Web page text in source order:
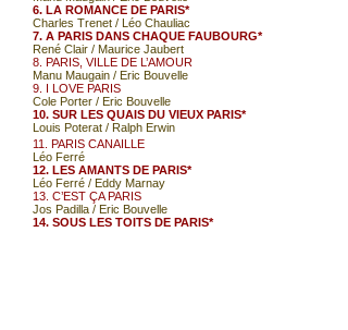
6. LA ROMANCE DE PARIS*
Charles Trenet / Léo Chauliac
7. A PARIS DANS CHAQUE FAUBOURG*
René Clair / Maurice Jaubert
8. PARIS, VILLE DE L’AMOUR
Manu Maugain / Eric Bouvelle
9. I LOVE PARIS
Cole Porter / Eric Bouvelle
10. SUR LES QUAIS DU VIEUX PARIS*
Louis Poterat / Ralph Erwin
11. PARIS CANAILLE
Léo Ferré
12. LES AMANTS DE PARIS*
Léo Ferré / Eddy Marnay
13. C’EST ÇA PARIS
Jos Padilla / Eric Bouvelle
14. SOUS LES TOITS DE PARIS*